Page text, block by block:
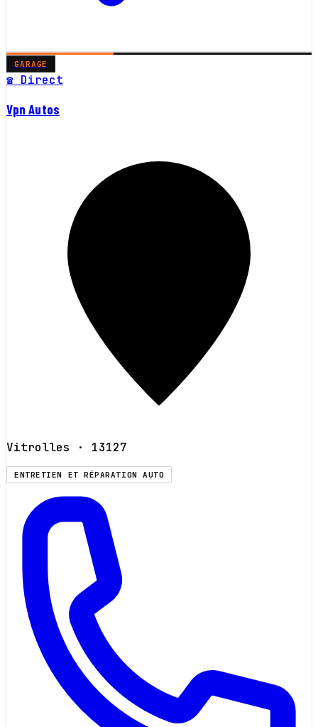
GARAGE
☎ Direct
Vpn Autos
Vitrolles · 13127
ENTRETIEN ET RÉPARATION AUTO